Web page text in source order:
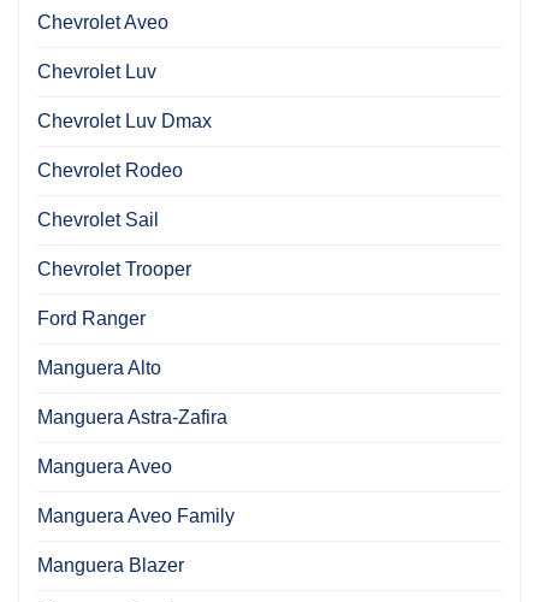
Chevrolet Aveo
Chevrolet Luv
Chevrolet Luv Dmax
Chevrolet Rodeo
Chevrolet Sail
Chevrolet Trooper
Ford Ranger
Manguera Alto
Manguera Astra-Zafira
Manguera Aveo
Manguera Aveo Family
Manguera Blazer